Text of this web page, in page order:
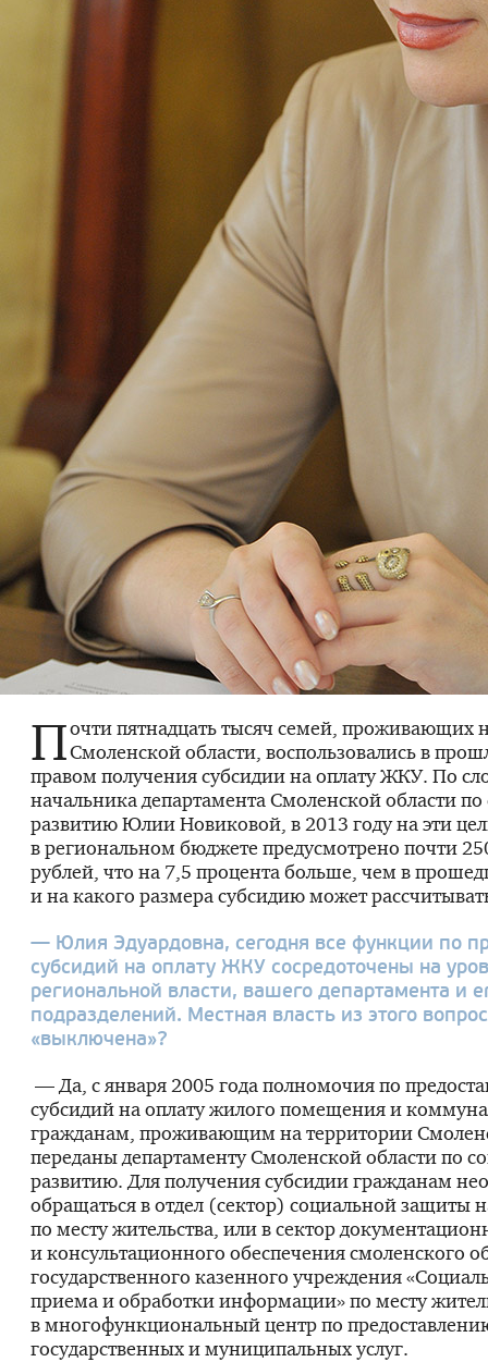
Почти пятнадцать тысяч семей, проживающих
Смоленской области, воспользовались в
правом получения субсидии на оплату ЖКУ. По
начальника департамента Смоленской области
развитию Юлии Новиковой, в 2013 году на эти
в региональном бюджете предусмотрено почти
рублей, что на 7,5 процента больше, чем в
и на какого размера субсидию может
— Юлия Эдуардовна, сегодня все функции по
субсидий на оплату ЖКУ сосредоточены на
региональной власти, вашего департамента и
подразделений. Местная власть из этого
«выключена»?
— Да, с января 2005 года полномочия по
субсидий на оплату жилого помещения и
гражданам, проживающим на территории
переданы департаменту Смоленской области по
развитию. Для получения субсидии гражданам
обращаться в отдел (сектор) социальной защиты
по месту жительства, или в сектор
и консультационного обеспечения смоленского
государственного казенного учреждения
приема и обработки информации» по месту
в многофункциональный центр по
государственных и муниципальных услуг.